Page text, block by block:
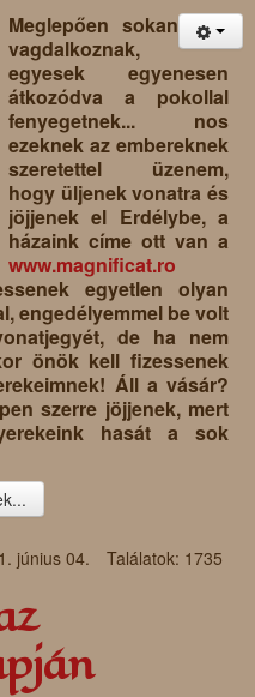
Meglepően sokan
vagdalkoznak,
egyesek egyenesen
átkozódva a pokollal
fenyegetnek... nos
ezeknek az embereknek
szeretettel üzenem,
hogy üljenek vonatra és
jöjjenek el Erdélybe, a
házaink címe ott van a
www.magnificat.ro
egyetlen olyan
engedélyemmel be volt
de ha nem
önök kell fizessenek
Áll a vásár?
szerre jöjjenek, mert
hasát a sok
június 04. Találatok: 1735